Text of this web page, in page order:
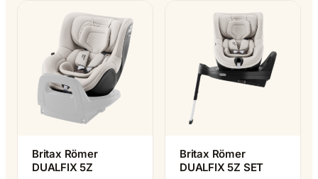
Britax Römer
DUALFIX 5Z
Britax Römer
DUALFIX 5Z SET